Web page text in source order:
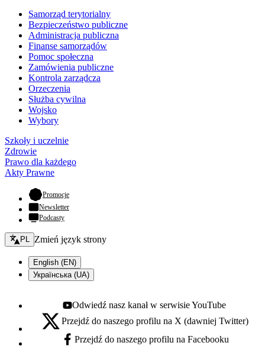
Samorząd terytorialny
Bezpieczeństwo publiczne
Administracja publiczna
Finanse samorządów
Pomoc społeczna
Zamówienia publiczne
Kontrola zarządcza
Orzeczenia
Służba cywilna
Wojsko
Wybory
Szkoły i uczelnie
Zdrowie
Prawo dla każdego
Akty Prawne
Promocje- otwiera się w nowej karcie
Newsletter
Podcasty
Zmień język - bieżący:
PL Zmień język strony
English (EN)
Українська (UA)
Youtube - otwiera się w nowej karcie
Odwiedź nasz kanał w serwisie YouTube
X - otwiera się w nowej karcie
Przejdź do naszego profilu na X (dawniej Twitter)
Facebook - otwiera się w nowej karcie
Przejdź do naszego profilu na Facebooku